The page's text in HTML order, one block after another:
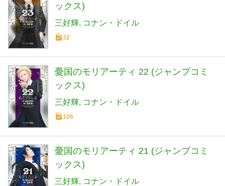
ックス)
三好輝 コナン・ドイル
32
憂国のモリアーティ 22 (ジャンプコミ
ックス)
三好輝 コナン・ドイル
106
憂国のモリアーティ 21 (ジャンプコミ
ックス)
三好輝 コナン・ドイル